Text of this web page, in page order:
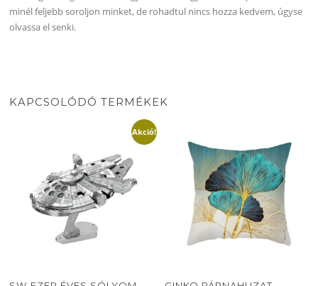
minél feljebb soroljon minket, de rohadtul nincs hozza kedvem, úgyse
olvassa el senki.
KAPCSOLÓDÓ TERMÉKEK
Akció!